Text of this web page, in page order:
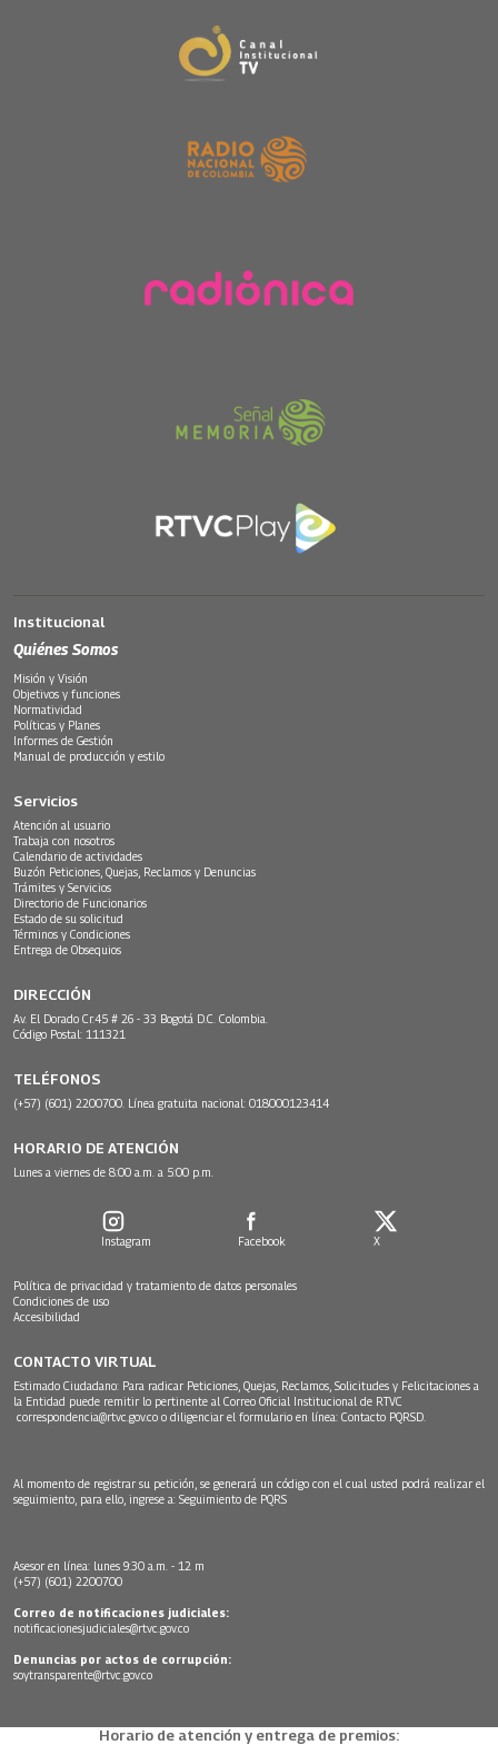
Institucional
Quiénes Somos
Misión y Visión
Objetivos y funciones
Normatividad
Políticas y Planes
Informes de Gestión
Manual de producción y estilo
Servicios
Atención al usuario
Trabaja con nosotros
Calendario de actividades
Buzón Peticiones, Quejas, Reclamos y Denuncias
Trámites y Servicios
Directorio de Funcionarios
Estado de su solicitud
Términos y Condiciones
Entrega de Obsequios
DIRECCIÓN
Av. El Dorado Cr.45 # 26 - 33 Bogotá D.C. Colombia.
Código Postal: 111321
TELÉFONOS
(+57) (601) 2200700. Línea gratuita nacional: 018000123414
HORARIO DE ATENCIÓN
Lunes a viernes de 8:00 a.m. a 5:00 p.m.
Instagram Facebook X
Política de privacidad y tratamiento de datos personales
Condiciones de uso
Accesibilidad
CONTACTO VIRTUAL
Estimado Ciudadano: Para radicar Peticiones, Quejas, Reclamos, Solicitudes y Felicitaciones a
la Entidad puede remitir lo pertinente al Correo Oficial Institucional de RTVC
correspondencia@rtvc.gov.co o diligenciar el formulario en línea: Contacto PQRSD.
Al momento de registrar su petición, se generará un código con el cual usted podrá realizar el
seguimiento, para ello, ingrese a: Seguimiento de PQRS
Asesor en línea: lunes 9:30 a.m. - 12 m
(+57) (601) 2200700
Correo de notificaciones judiciales:
notificacionesjudiciales@rtvc.gov.co
Denuncias por actos de corrupción:
soytransparente@rtvc.gov.co
Horario de atención y entrega de premios: